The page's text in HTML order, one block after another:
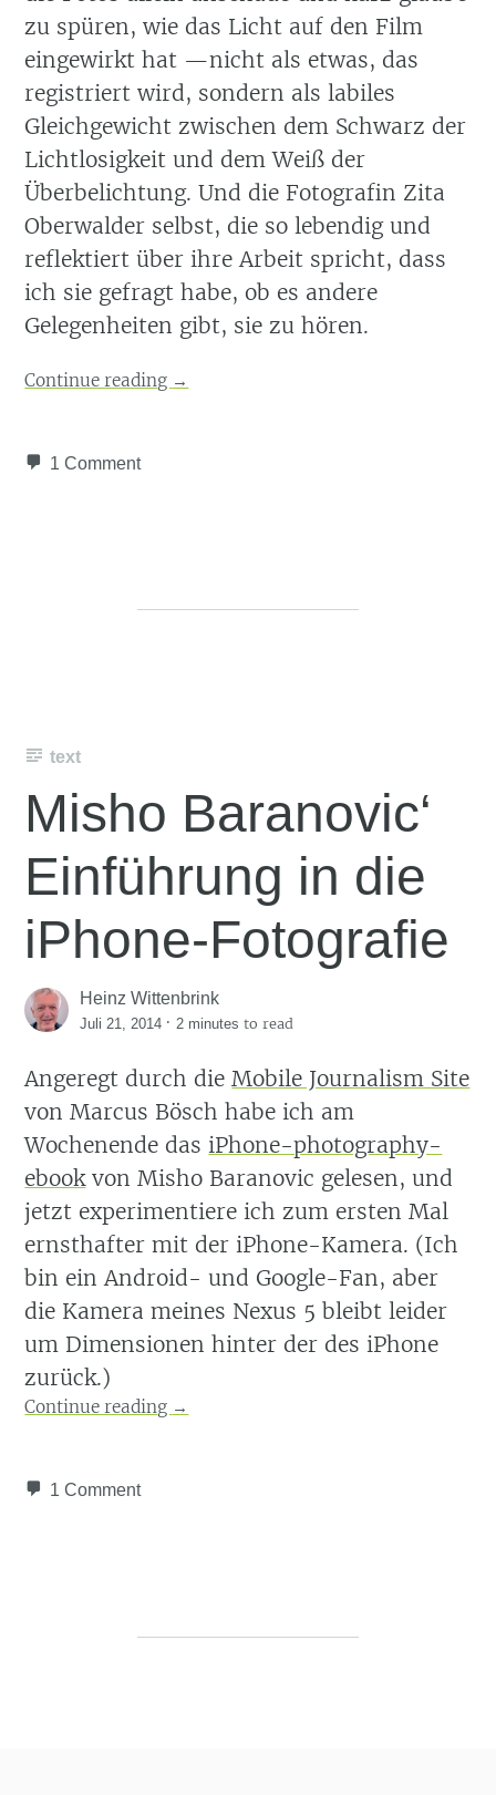
zu spüren, wie das Licht auf den Film
eingewirkt hat —nicht als etwas, das
registriert wird, sondern als labiles
Gleichgewicht zwischen dem Schwarz der
Lichtlosigkeit und dem Weiß der
Überbelichtung. Und die Fotografin Zita
Oberwalder selbst, die so lebendig und
reflektiert über ihre Arbeit spricht, dass
ich sie gefragt habe, ob es andere
Gelegenheiten gibt, sie zu hören.
Continue reading →
1 Comment
text
Misho Baranovic‘
Einführung in die
iPhone-Fotografie
Heinz Wittenbrink
Juli 21, 2014 ·2 minutes to read
Angeregt durch dieMobile Journalism Site
von Marcus Bösch habe ich am
Wochenende dasiPhone-photography-
ebookvon Misho Baranovic gelesen, und
jetzt experimentiere ich zum ersten Mal
ernsthafter mit der iPhone-Kamera. (Ich
bin ein Android- und Google-Fan, aber
die Kamera meines Nexus 5 bleibt leider
um Dimensionen hinter der des iPhone
zurück.)
Continue reading →
1 Comment